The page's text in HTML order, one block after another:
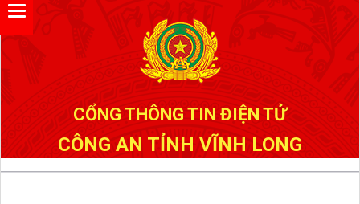
CỔNG THÔNG TIN ĐIỆN TỬ
CÔNG AN TỈNH VĨNH LONG